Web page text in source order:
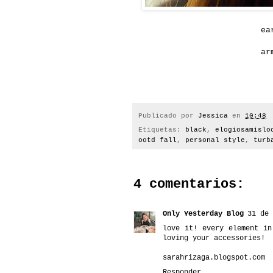
Publicado por Jessica en 10:48
Etiquetas: black,
ootd fall, personal style,
4 comentarios:
Only Yesterday Blog 31 de
love it! every element in
loving your accessories!
sarahrizaga.blogspot.com